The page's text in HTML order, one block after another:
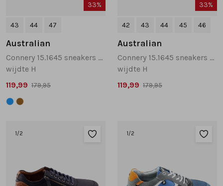
33%
43 44 47
Australian
Connery 15.1645 sneakers blauw combinatie
wijdte H
119,99 179,95
33%
42 43 44 45 46
Australian
Connery 15.1645 sneakers donkerblauw
wijdte H
119,99 179,95
1 /2 1 /2